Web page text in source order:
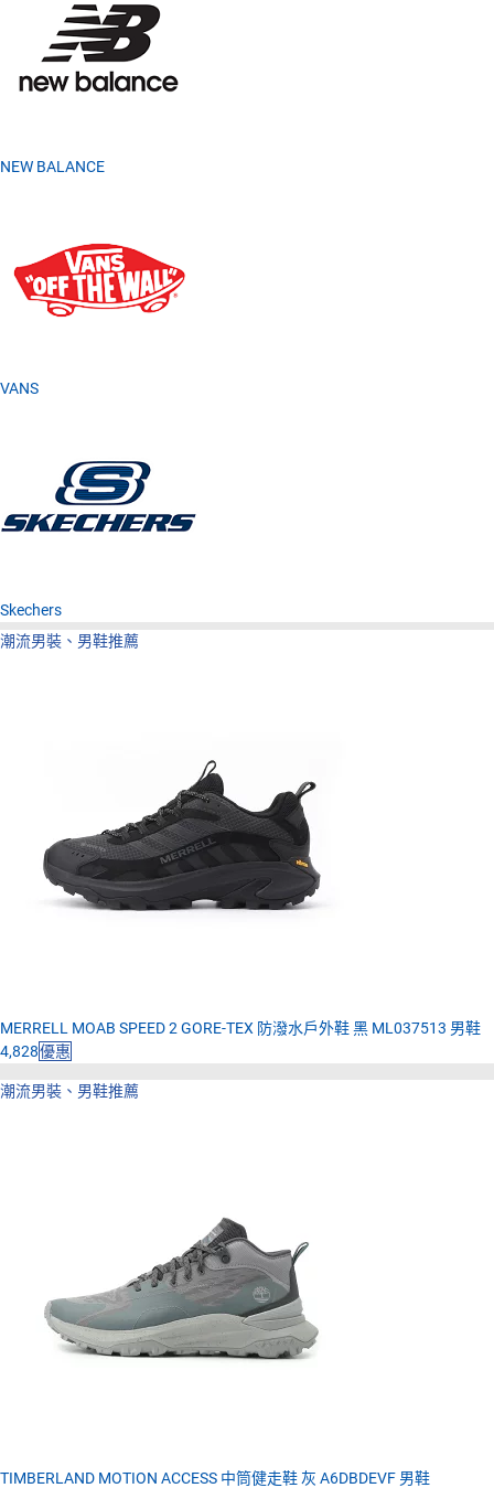
NEW BALANCE
VANS
Skechers
潮流男裝、男鞋推薦
MERRELL MOAB SPEED 2 GORE-TEX 防潑水戶外鞋 黑 ML037513 男鞋
4,828優惠
潮流男裝、男鞋推薦
TIMBERLAND MOTION ACCESS 中筒健走鞋 灰 A6DBDEVF 男鞋